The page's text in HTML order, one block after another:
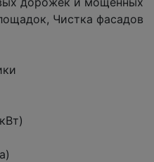
Чистка фасадов